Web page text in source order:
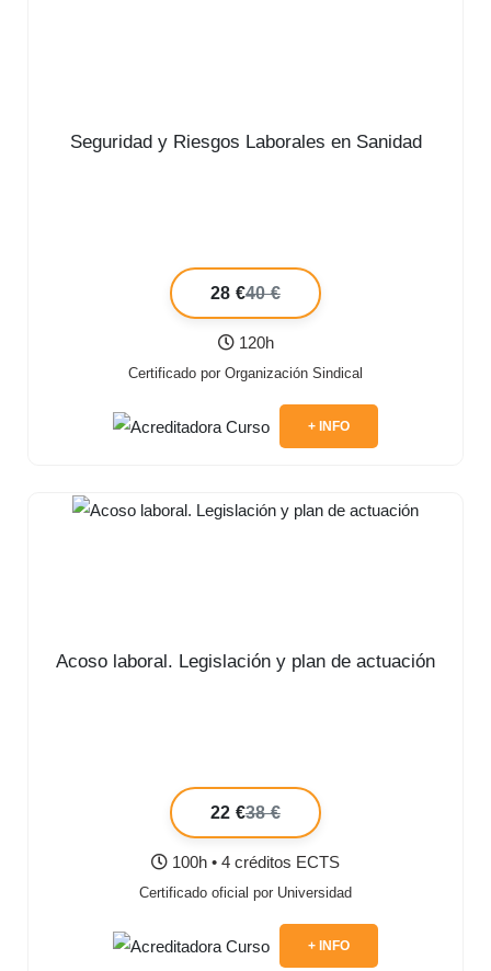
Seguridad y Riesgos Laborales en Sanidad
28 €40 €
120h
Certificado por Organización Sindical
+ INFO
Acoso laboral. Legislación y plan de actuación
22 €38 €
100h • 4 créditos ECTS
Certificado oficial por Universidad
+ INFO